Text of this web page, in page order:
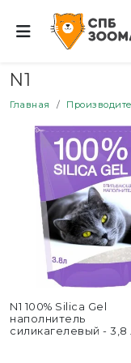
N1
Главная
N1 100% Silica Gel
наполнитель
силикагелевый - 3,8